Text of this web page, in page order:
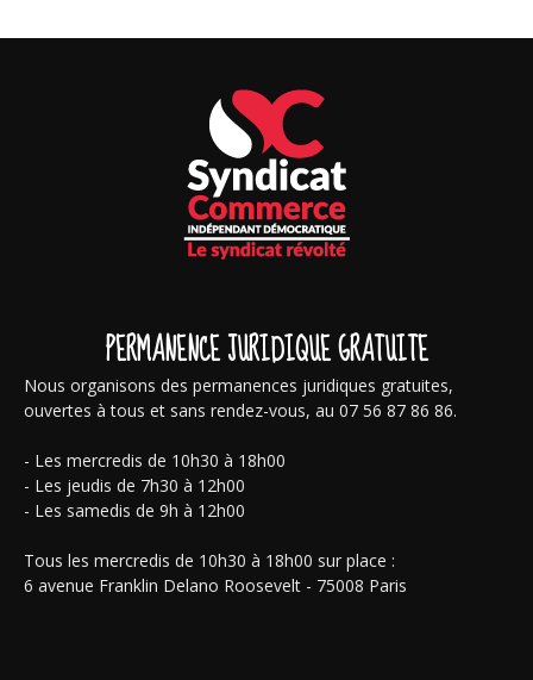
PERMANENCE JURIDIQUE GRATUITE
Nous organisons des permanences juridiques gratuites,
ouvertes à tous et sans rendez-vous, au 07 56 87 86 86.
- Les mercredis de 10h30 à 18h00
- Les jeudis de 7h30 à 12h00
- Les samedis de 9h à 12h00
Tous les mercredis de 10h30 à 18h00 sur place :
6 avenue Franklin Delano Roosevelt - 75008 Paris